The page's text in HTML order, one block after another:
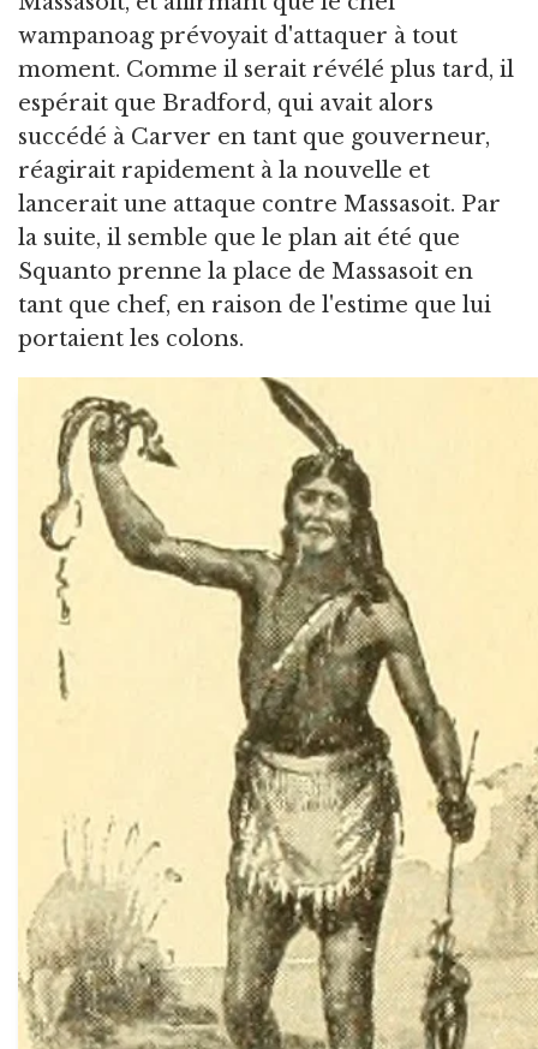
wampanoag prévoyait d'attaquer à tout
moment. Comme il serait révélé plus tard, il
espérait que Bradford, qui avait alors
succédé à Carver en tant que gouverneur,
réagirait rapidement à la nouvelle et
lancerait une attaque contre Massasoit. Par
la suite, il semble que le plan ait été que
Squanto prenne la place de Massasoit en
tant que chef, en raison de l'estime que lui
portaient les colons.